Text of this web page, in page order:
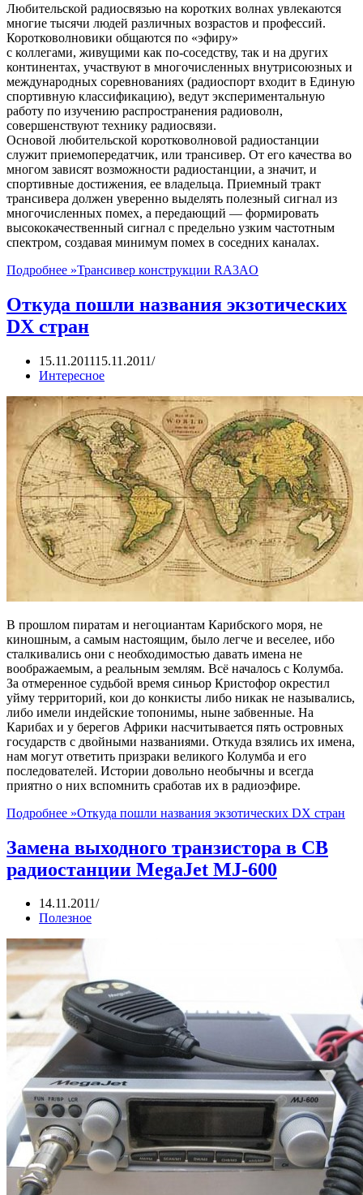
Любительской радиосвязью на коротких волнах увлекаются
многие тысячи людей различных возрастов и профессий.
Коротковолновики общаются по «эфиру»
с коллегами, живущими как по-соседству, так и на других
континентах, участвуют в многочисленных внутрисоюзных и
международных соревнованиях (радиоспорт входит в Единую
спортивную классификацию), ведут экспериментальную
работу по изучению распространения радиоволн,
совершенствуют технику радиосвязи.
Основой любительской коротковолновой радиостанции
служит приемопередатчик, или трансивер. От его качества во
многом зависят возможности радиостанции, а значит, и
спортивные достижения, ее владельца. Приемный тракт
трансивера должен уверенно выделять полезный сигнал из
многочисленных помех, а передающий — формировать
высококачественный сигнал с предельно узким частотным
спектром, создавая минимум помех в соседних каналах.
Подробнее »Трансивер конструкции RA3AO
Откуда пошли названия экзотических
DX стран
15.11.201115.11.2011
Интересное
В прошлом пиратам и негоциантам Карибского моря, не
киношным, а самым настоящим, было легче и веселее, ибо
сталкивались они с необходимостью давать имена не
воображаемым, а реальным землям. Всё началось с Колумба.
За отмеренное судьбой время синьор Кристофор окрестил
уйму территорий, кои до конкисты либо никак не назывались,
либо имели индейские топонимы, ныне забвенные. На
Карибах и у берегов Африки насчитывается пять островных
государств с двойными названиями. Откуда взялись их имена,
нам могут ответить призраки великого Колумба и его
последователей. Истории довольно необычны и всегда
приятно о них вспомнить сработав их в радиоэфире.
Подробнее »Откуда пошли названия экзотических DX стран
Замена выходного транзистора в CB
радиостанции MegaJet MJ-600
14.11.2011
Полезное